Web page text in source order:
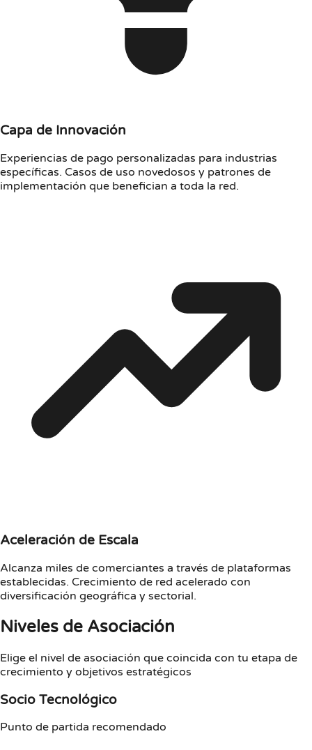
Capa de Innovación
Experiencias de pago personalizadas para industrias
específicas. Casos de uso novedosos y patrones de
implementación que benefician a toda la red.
Aceleración de Escala
Alcanza miles de comerciantes a través de plataformas
establecidas. Crecimiento de red acelerado con
diversificación geográfica y sectorial.
Niveles de Asociación
Elige el nivel de asociación que coincida con tu etapa de
crecimiento y objetivos estratégicos
Socio Tecnológico
Punto de partida recomendado